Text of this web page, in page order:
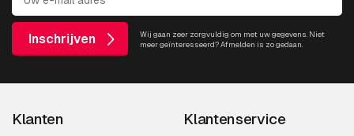
Inschrijven
Wij gaan zeer zorgvuldig om met uw gegevens. Niet
meer geïnteresseerd? Afmelden is zo gedaan.
Klanten Klantenservice